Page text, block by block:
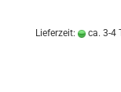
Lieferzeit: ca. 3-4